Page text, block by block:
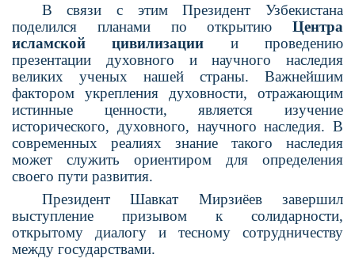
В связи с этим Президент Узбекистана
поделился планами по открытию Центра
исламской цивилизации и проведению
презентации духовного и научного наследия
великих ученых нашей страны. Важнейшим
фактором укрепления духовности, отражаю­щим
истинные ценности, является изучение
исторического, духовного, научного насле­дия. В
современных реалиях знание такого наследия
может служить ориентиром для определения
своего пути развития.
Президент Шавкат Мирзиёев завершил
выступление призывом к солидарности,
открытому диалогу и тесному сотрудничеству
между государствами.